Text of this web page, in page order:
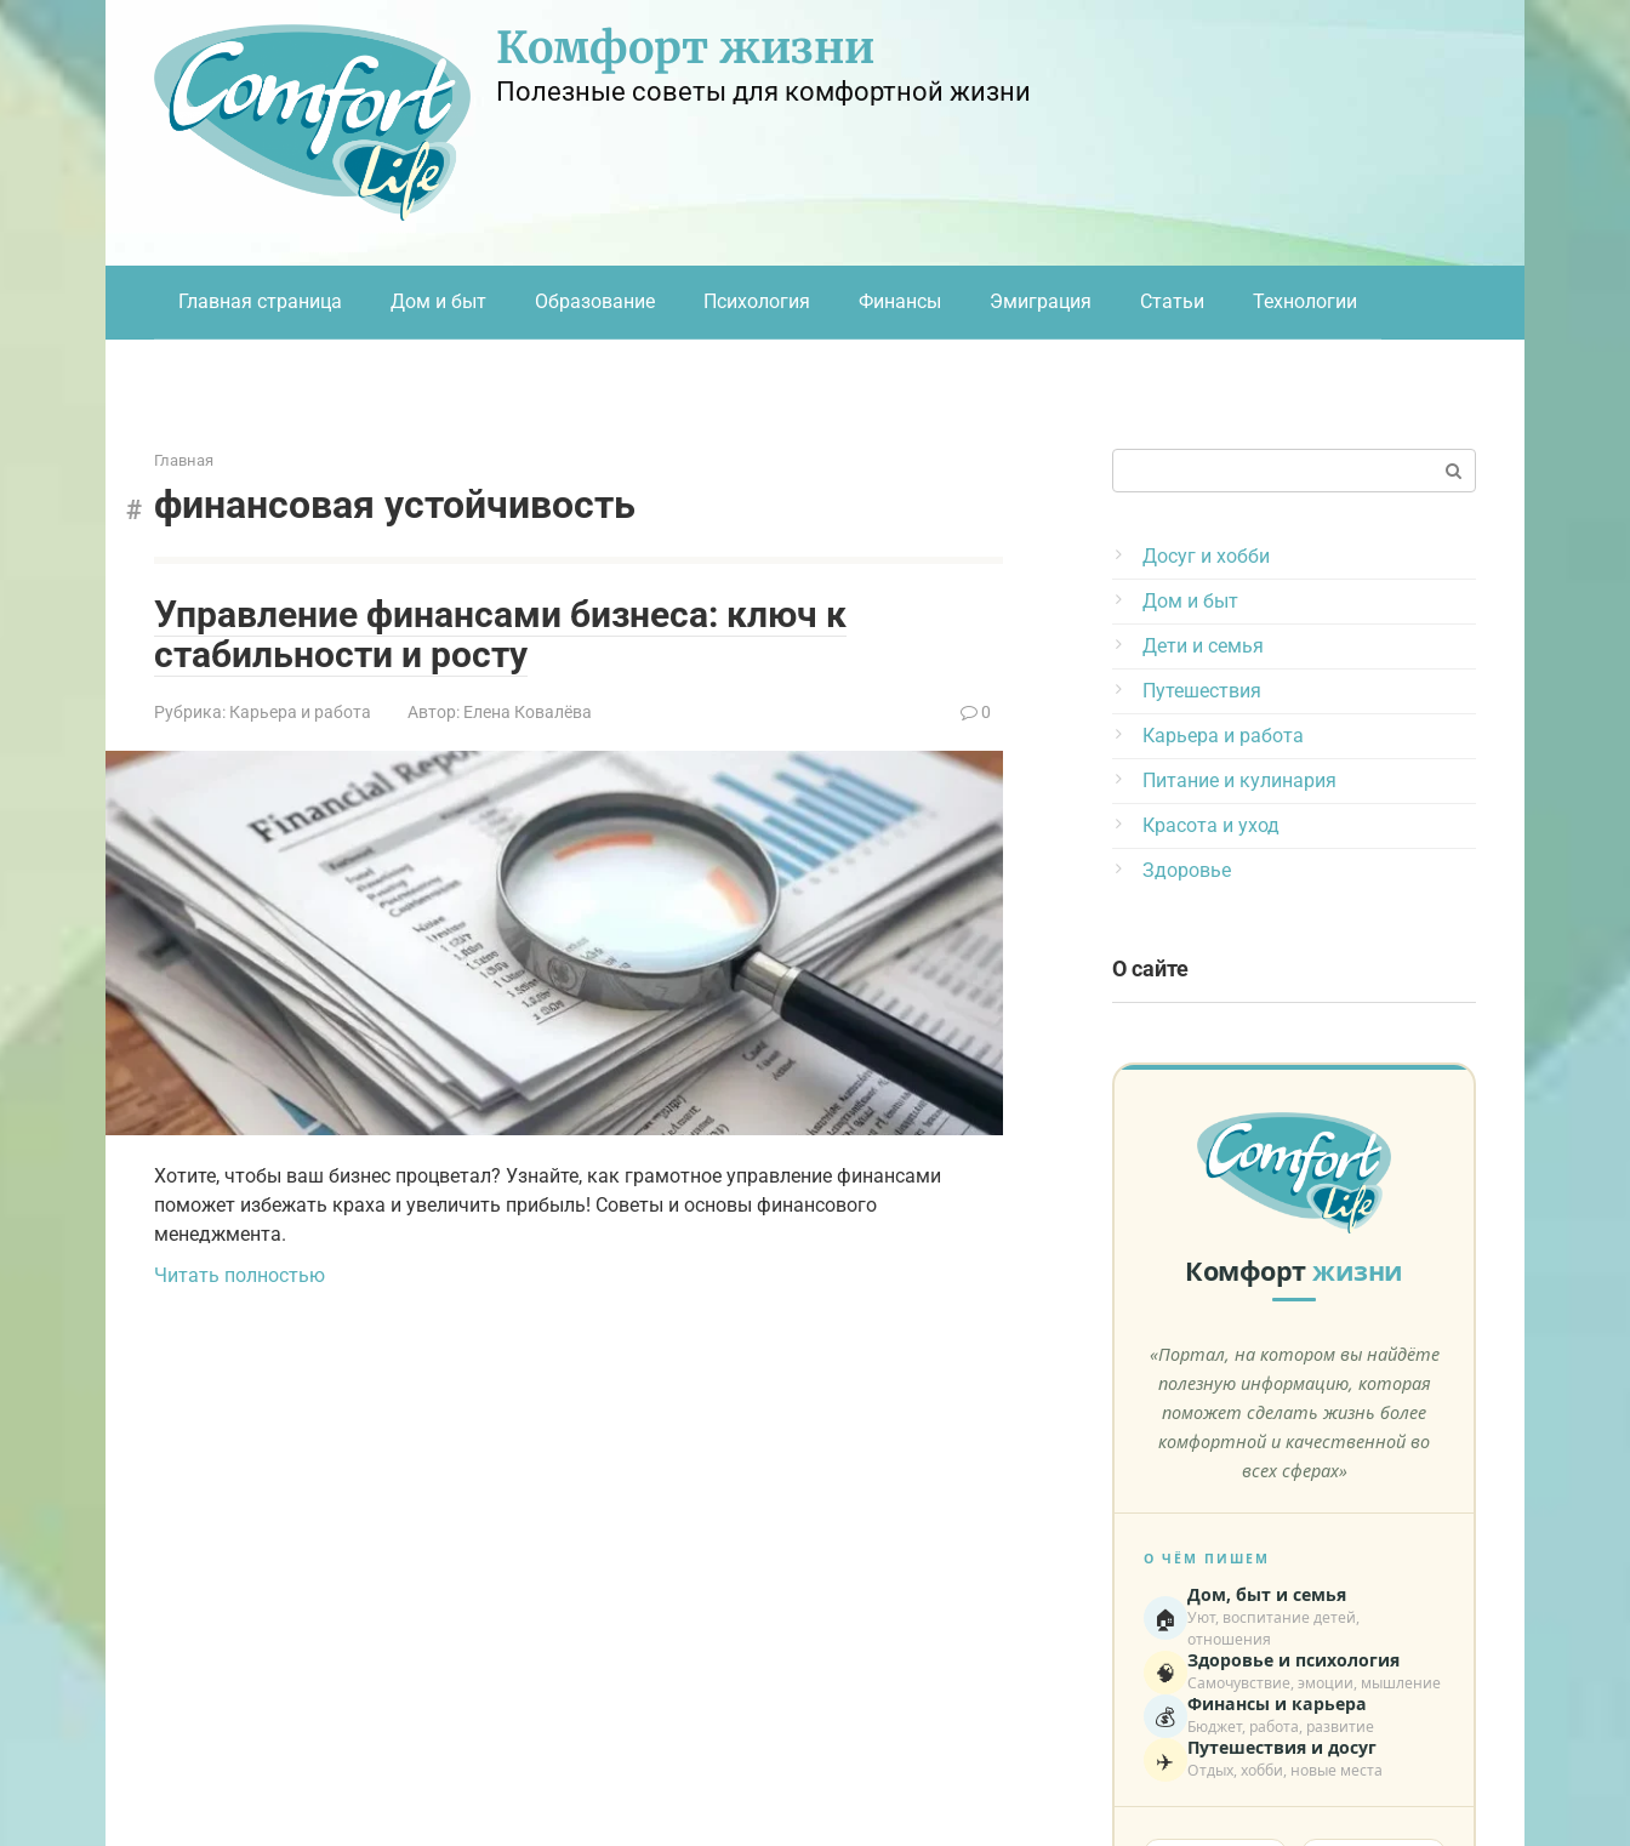
Перейти
контенту
Комфорт жизни
Полезные советы для комфортной жизни
Главная страница Дом и быт Образование Психология Финансы Эмиграция Статьи Технологии
Главная
финансовая устойчивость
Управление финансами бизнеса: ключ к
стабильности и росту
Рубрика: Карьера и работа Автор: Елена Ковалёва 0
Хотите, чтобы ваш бизнес процветал? Узнайте, как грамотное управление финансами
поможет избежать краха и увеличить прибыль! Советы и основы финансового
менеджмента.
Читать полностью
Досуг и хобби
Дом и быт
Дети и семья
Путешествия
Карьера и работа
Питание и кулинария
Красота и уход
Здоровье
О сайте
Комфортжизни
«Портал, на котором вы найдёте
полезную информацию, которая
поможет сделать жизнь более
комфортной и качественной во
всех сферах»
О ЧЁМ ПИШЕМ
🏠
Дом, быт и семья
Уют, воспитание детей,
отношения
🧠 Здоровье и психология
Самочувствие, эмоции, мышление
💰 Финансы и карьера
Бюджет, работа, развитие
✈️ Путешествия и досуг
Отдых, хобби, новые места